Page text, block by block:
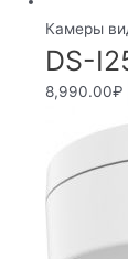
Камеры
DS-
8,990.00₽